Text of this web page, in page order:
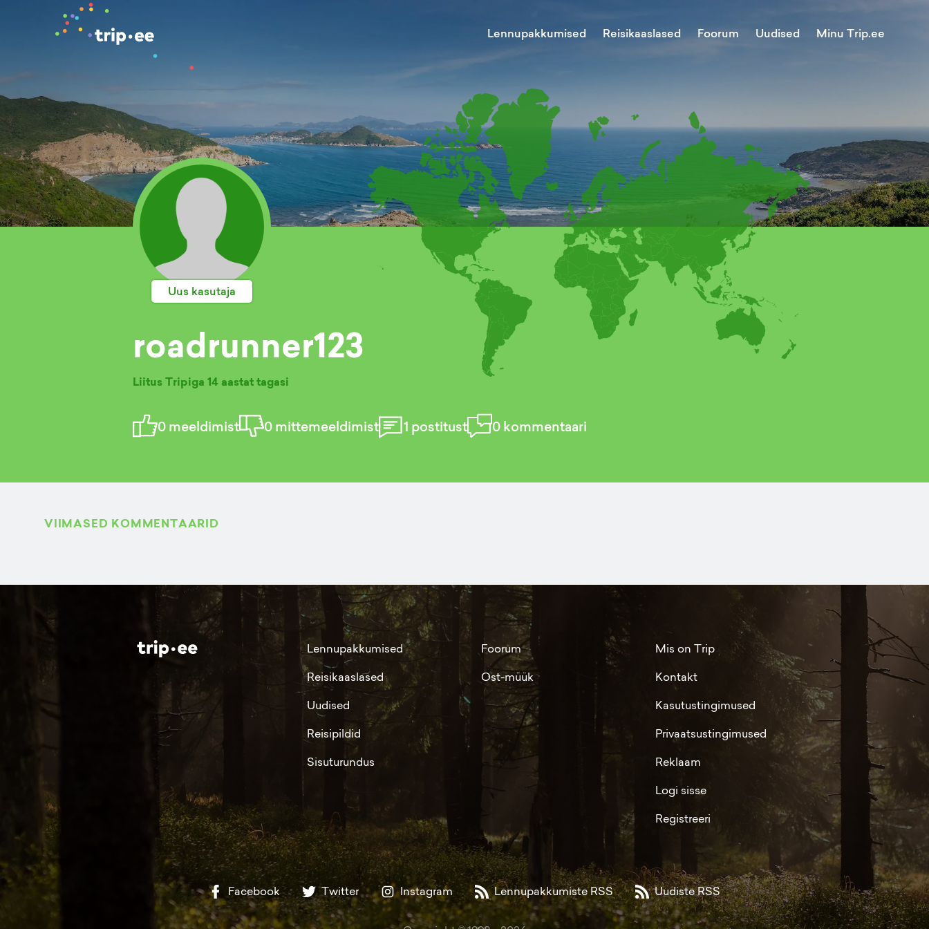
Lennupakkumised Reisikaaslased Foorum Uudised Minu Trip.ee
Uus kasutaja
roadrunner123
Liitus Tripiga 14 aastat tagasi
0meeldimist 0mittemeeldimist 1 postitust 0kommentaari
VIIMASED KOMMENTAARID
Lennupakkumised
Reisikaaslased
Uudised
Reisipildid
Sisuturundus
Foorum
Ost-müük
Mis on Trip
Kontakt
Kasutustingimused
Privaatsustingimused
Reklaam
Logi sisse
Registreeri
Facebook Twitter Instagram Lennupakkumiste RSS Uudiste RSS